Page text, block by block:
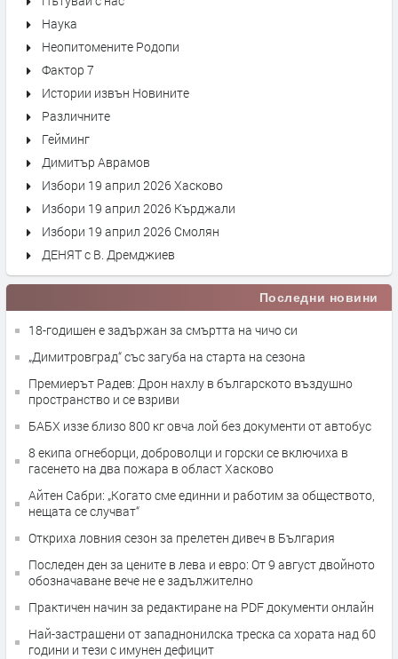
Наука
Неопитомените Родопи
Фактор 7
Истории извън Новините
Различните
Гейминг
Димитър Аврамов
Избори 19 април 2026 Хасково
Избори 19 април 2026 Кърджали
Избори 19 април 2026 Смолян
ДЕНЯТ с В. Дремджиев
Последни новини
18-годишен е задържан за смъртта на чичо си
„Димитровград“ със загуба на старта на сезона
Премиерът Радев: Дрон нахлу в българското въздушно
пространство и се взриви
БАБХ иззе близо 800 кг овча лой без документи от автобус
8 екипа огнеборци, доброволци и горски се включиха в
гасенето на два пожара в област Хасково
Айтен Сабри: „Когато сме единни и работим за обществото,
нещата се случват“
Откриха ловния сезон за прелетен дивеч в България
Последен ден за цените в лева и евро: От 9 август двойното
обозначаване вече не е задължително
Практичен начин за редактиране на PDF документи онлайн
Най-застрашени от западнонилска треска са хората над 60
години и тези с имунен дефицит